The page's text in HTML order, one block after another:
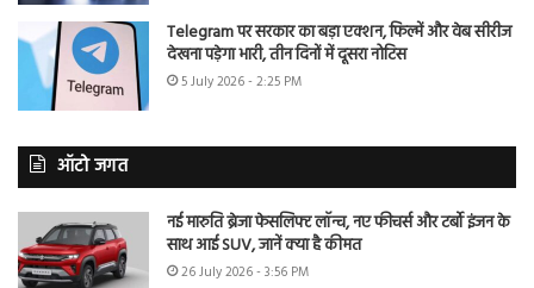
Telegram पर सरकार का बड़ा एक्शन, फिल्में और वेब सीरीज
देखना पड़ेगा भारी, तीन दिनों में दूसरा नोटिस
5 July 2026 - 2:25 PM
ऑटो जगत
नई मारुति ब्रेजा फेसलिफ्ट लॉन्च, नए फीचर्स और टर्बो इंजन के
साथ आई SUV, जानें क्या है कीमत
26 July 2026 - 3:56 PM